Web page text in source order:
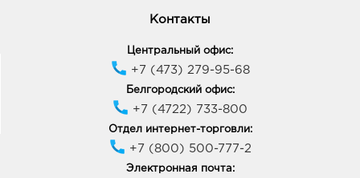
Контакты
Центральный офис:
+7 (473) 279-95-68
Белгородский офис:
+7 (4722) 733-800
Отдел интернет-торговли:
+7 (800) 500-777-2
Электронная почта: